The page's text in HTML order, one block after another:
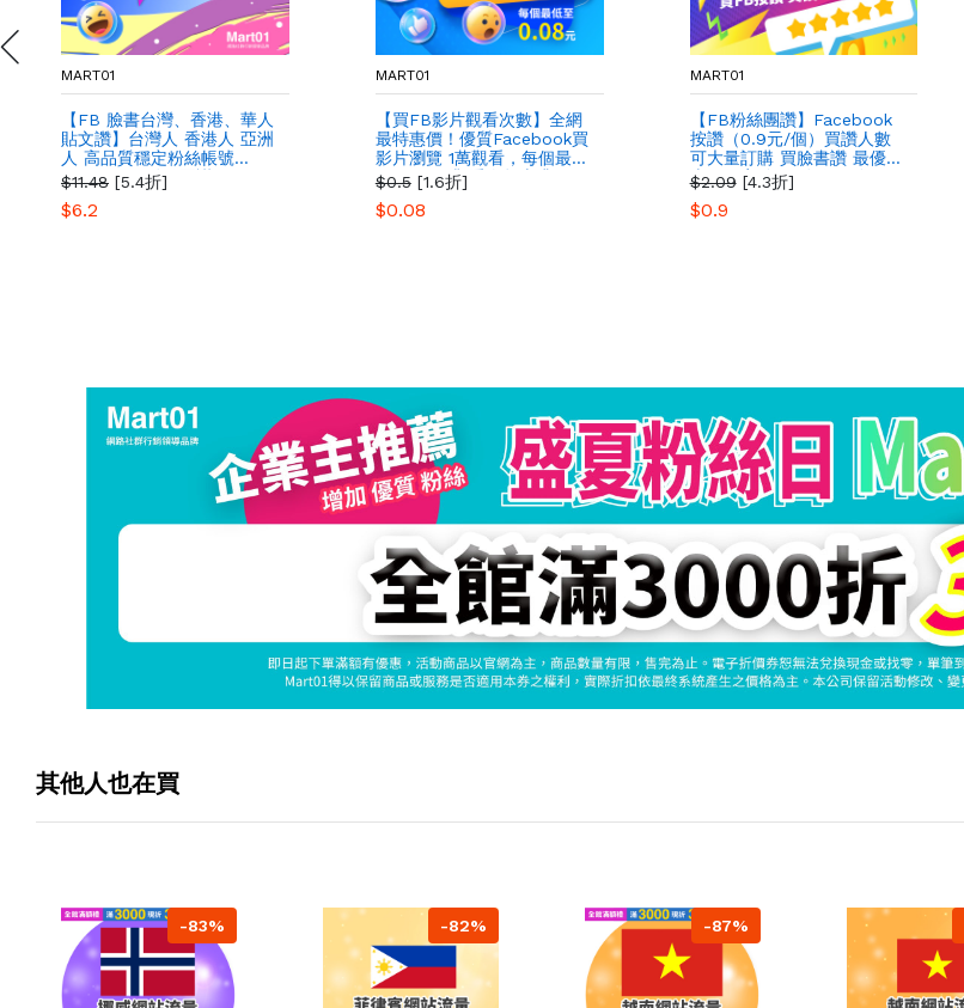
MART01
【FB 臉書台灣、香港、華人
貼文讚】台灣人 香港人 亞洲
人 高品質穩定粉絲帳號
Facebook 粉絲團讚
$11.48 [5.4折]
$6.2
MART01
【買FB影片觀看次數】全網
最特惠價！優質Facebook買
影片瀏覽 1萬觀看，每個最低
至0.08元 觀看次數上升
$0.5 [1.6折]
$0.08
MART01
【FB粉絲團讚】Facebook
按讚（0.9元/個）買讚人數
可大量訂購 買臉書讚 最優
惠、便宜 每個粉絲不到1元
快速開始
$2.09 [4.3折]
$0.9
其他人也在買
-83% -82% -87%